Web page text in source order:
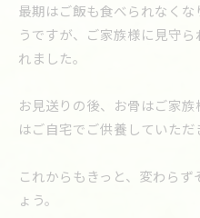
最期はご飯も食べられなく
うですが、ご家族様に見守
れました。
お見送りの後、お骨はご家
はご自宅でご供養していただ
これからもきっと、変わら
ょう。